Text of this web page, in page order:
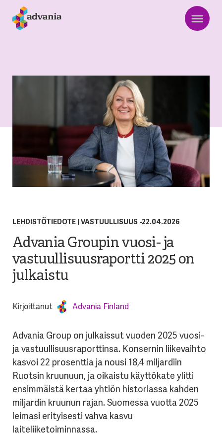
LEHDISTÖTIEDOTE|VASTUULLISUUS -22.04.2026
Advania Groupin vuosi- ja
vastuullisuusraportti 2025 on
julkaistu
Kirjoittanut Advania Finland
Advania Group on julkaissut vuoden 2025 vuosi-
ja vastuullisuusraporttinsa. Konsernin liikevaihto
kasvoi 22 prosenttia ja nousi 18,4 miljardiin
Ruotsin kruunuun, ja oikaistu käyttökate ylitti
ensimmäistä kertaa yhtiön historiassa kahden
miljardin kruunun rajan. Suomessa vuotta 2025
leimasi erityisesti vahva kasvu
laiteliiketoiminnassa.